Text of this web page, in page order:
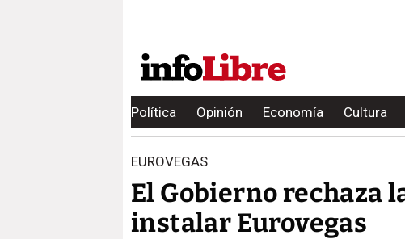
Política Opinión Economía Cultura
EUROVEGAS
El Gobierno rechaza
instalar Eurovegas